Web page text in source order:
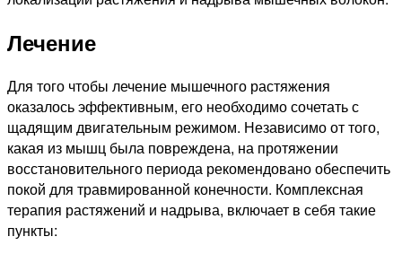
Лечение
Для того чтобы лечение мышечного растяжения
оказалось эффективным, его необходимо сочетать с
щадящим двигательным режимом. Независимо от того,
какая из мышц была повреждена, на протяжении
восстановительного периода рекомендовано обеспечить
покой для травмированной конечности. Комплексная
терапия растяжений и надрыва, включает в себя такие
пункты: